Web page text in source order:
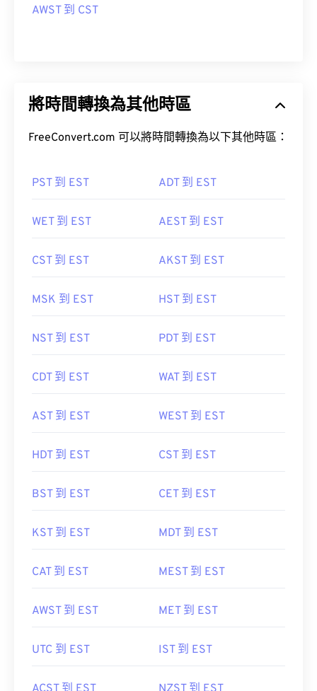
AWST 到 CST
將時間轉換為其他時區
FreeConvert.com 可以將時間轉換為以下其他時區：
PST 到 EST ADT 到 EST
WET 到 EST AEST 到 EST
CST 到 EST AKST 到 EST
MSK 到 EST HST 到 EST
NST 到 EST PDT 到 EST
CDT 到 EST WAT 到 EST
AST 到 EST WEST 到 EST
HDT 到 EST CST 到 EST
BST 到 EST CET 到 EST
KST 到 EST MDT 到 EST
CAT 到 EST MEST 到 EST
AWST 到 EST MET 到 EST
UTC 到 EST IST 到 EST